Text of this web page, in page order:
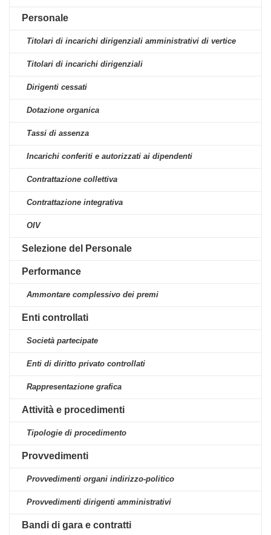
Personale
Titolari di incarichi dirigenziali amministrativi di vertice
Titolari di incarichi dirigenziali
Dirigenti cessati
Dotazione organica
Tassi di assenza
Incarichi conferiti e autorizzati ai dipendenti
Contrattazione collettiva
Contrattazione integrativa
OIV
Selezione del Personale
Performance
Ammontare complessivo dei premi
Enti controllati
Società partecipate
Enti di diritto privato controllati
Rappresentazione grafica
Attività e procedimenti
Tipologie di procedimento
Provvedimenti
Provvedimenti organi indirizzo-politico
Provvedimenti dirigenti amministrativi
Bandi di gara e contratti